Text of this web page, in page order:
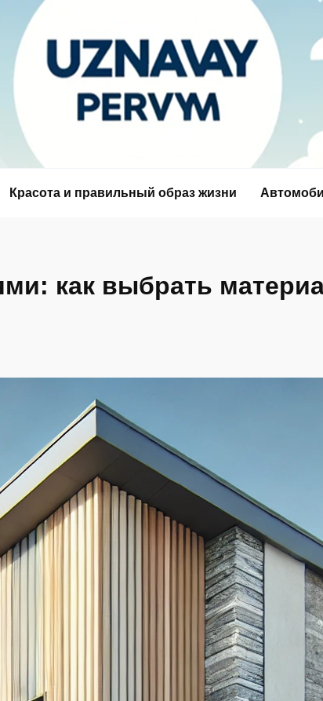
Красота и правильный образ жизни
как выбрать